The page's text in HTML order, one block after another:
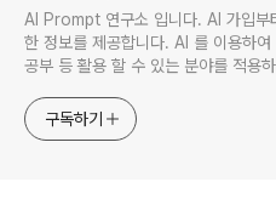
AI Prompt 연구소 입니다. AI 가입부
한 정보를 제공합니다. AI 를 이용하
공부 등 활용 할 수 있는 분야를 적용
아닙니다. * ChatGPT 와 경제, 금융, 상식 등 다양한 정보를
연구 합니다. * 한국/미국의 상승 주식
구독하기